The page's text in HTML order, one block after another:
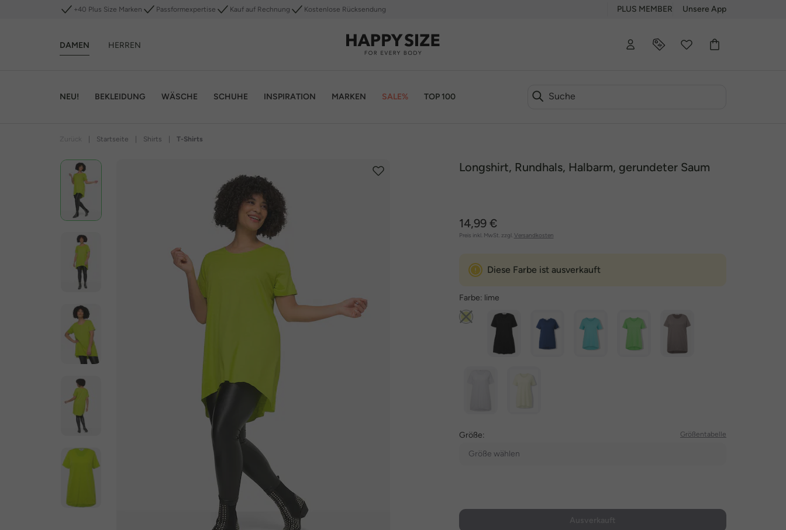
+40 Plus Size Marken Passformexpertise Kauf auf Rechnung Kostenlose Rücksendung PLUS MEMBER Unsere App
DAMEN HERREN
NEU! BEKLEIDUNG WÄSCHE SCHUHE INSPIRATION MARKEN SALE% TOP 100
Startseite Shirts T-Shirts
Longshirt, Rundhals, Halbarm, gerundeter Saum
14,99 €
Preis inkl. MwSt. zzgl. Versandkosten
Diese Farbe ist ausverkauft
Farbe: lime
Größe: Größentabelle
Größe wählen